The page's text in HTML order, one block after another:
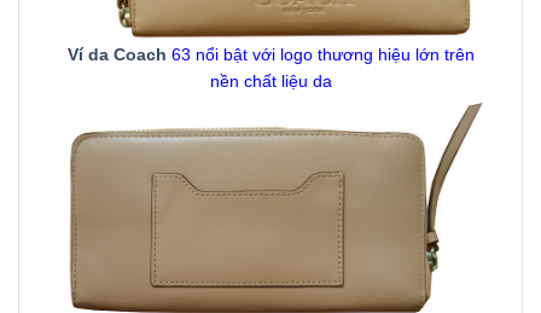
Ví da Coach 63 nổi bật với logo thương hiệu lớn trên
nền chất liệu da